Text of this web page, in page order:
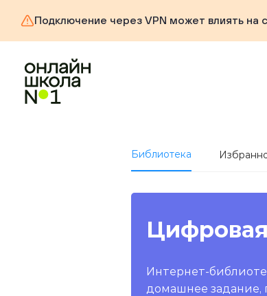
Подключение через VPN может влиять на
Библиотека
Интернет-
домашнее задание,